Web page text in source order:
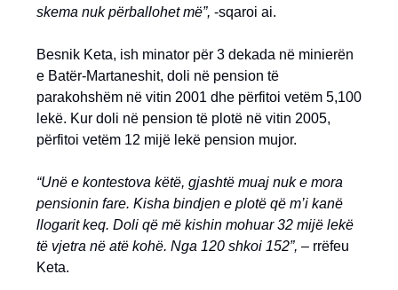
skema nuk përballohet më”, -sqaroi ai.
Besnik Keta, ish minator për 3 dekada në minierën
e Batër-Martaneshit, doli në pension të
parakohshëm në vitin 2001 dhe përfitoi vetëm 5,100
lekë. Kur doli në pension të plotë në vitin 2005,
përfitoi vetëm 12 mijë lekë pension mujor.
“Unë e kontestova këtë, gjashtë muaj nuk e mora
pensionin fare. Kisha bindjen e plotë që m’i kanë
llogarit keq. Doli që më kishin mohuar 32 mijë lekë
të vjetra në atë kohë. Nga 120 shkoi 152”, – rrëfeu
Keta.